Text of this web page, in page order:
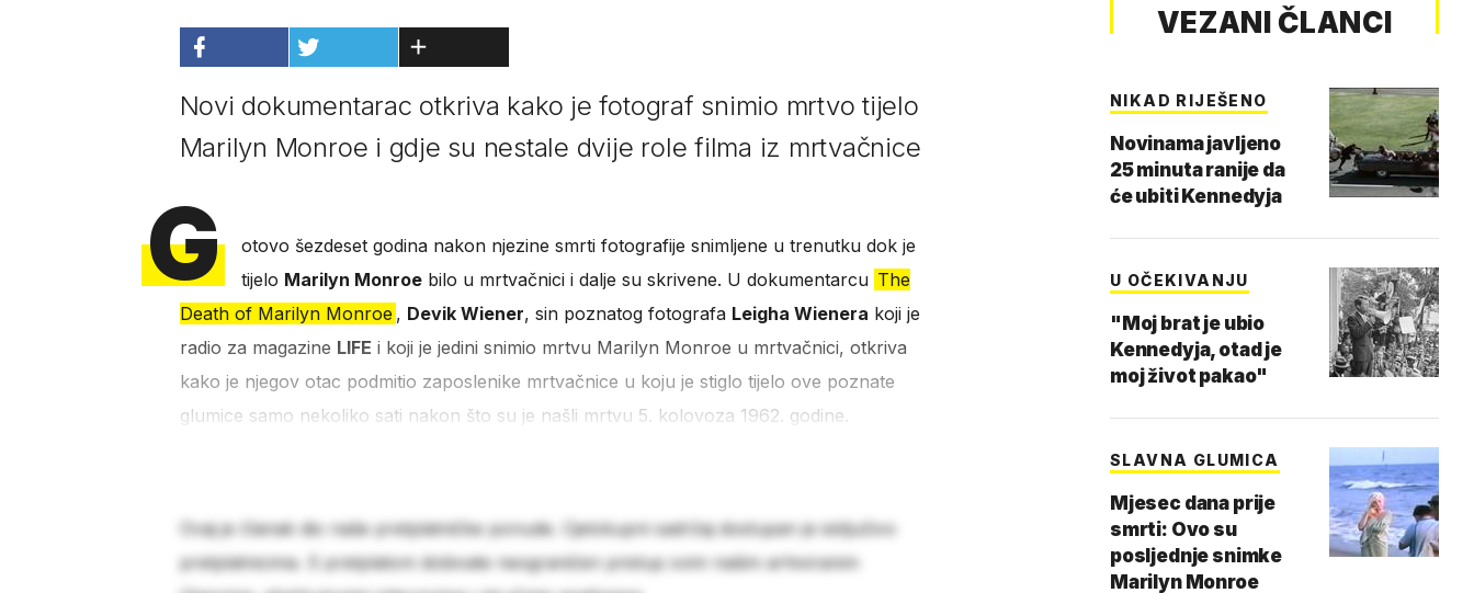
Novi dokumentarac otkriva kako je fotograf snimio mrtvo tijelo
Marilyn Monroe i gdje su nestale dvije role filma iz mrtvačnice
G
otovo šezdeset godina nakon njezine smrti fotografije snimljene u trenutku dok je
tijelo Marilyn Monroebilo u mrtvačnici i dalje su skrivene. U dokumentarcu The
Death of Marilyn Monroe , Devik Wiener, sin poznatog fotografa Leigha Wienera koji je
radio za magazine LIFE i koji je jedini snimio mrtvu Marilyn Monroe u mrtvačnici, otkriva
kako je njegov otac podmitio zaposlenike mrtvačnice u koju je stiglo tijelo ove poznate
glumice samo nekoliko sati nakon što su je našli mrtvu 5. kolovoza 1962. godine.
Ovaj je članak dio naše pretplatničke ponude. Cjelokupni sadržaj dostupan je isključivo
pretplatnicima. S pretplatom dobivate neograničen pristup svim našim arhiviranim
VEZANI ČLANCI
NIKAD RIJEŠENO
Novinama javljeno
25 minuta ranije da
će ubiti Kennedyja
U OČEKIVANJU
"Moj brat je ubio
Kennedyja, otad je
moj život pakao"
SLAVNA GLUMICA
Mjesec dana prije
smrti: Ovo su
posljednje snimke
Marilyn Monroe